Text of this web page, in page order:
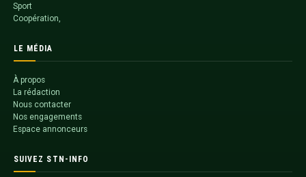
Sport
Coopération,
LE MÉDIA
À propos
La rédaction
Nous contacter
Nos engagements
Espace annonceurs
SUIVEZ STN-INFO